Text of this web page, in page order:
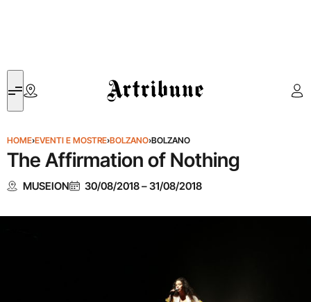
Artribune
HOME›EVENTI E MOSTRE›BOLZANO›BOLZANO
The Affirmation of Nothing
MUSEION 30/08/2018–31/08/2018